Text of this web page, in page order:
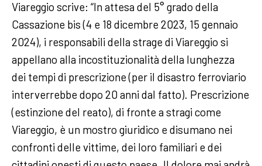
Viareggio scrive: “In attesa del 5° grado della
Cassazione bis (4 e 18 dicembre 2023, 15 gennaio
2024), i responsabili della strage di Viareggio si
appellano alla incostituzionalità della lunghezza
dei tempi di prescrizione (per il disastro ferroviario
interverrebbe dopo 20 anni dal fatto). Prescrizione
(estinzione del reato), di fronte a stragi come
Viareggio, è un mostro giuridico e disumano nei
confronti delle vittime, dei loro familiari e dei